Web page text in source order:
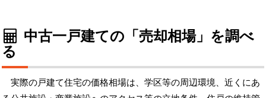
中古一戸建ての「売却相場」を調べ
る
実際の戸建て住宅の価格相場は、学区等の周辺環境、近くにあ